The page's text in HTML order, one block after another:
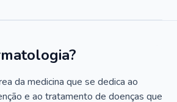
da medicina que se dedica ao
e ao tratamento de doenças que